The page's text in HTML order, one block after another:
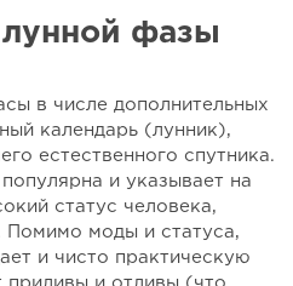
лунной фазы
в числе дополнительных
календарь (лунник),
естественного спутника.
и указывает на
статус человека,
Помимо моды и статуса,
и чисто практическую